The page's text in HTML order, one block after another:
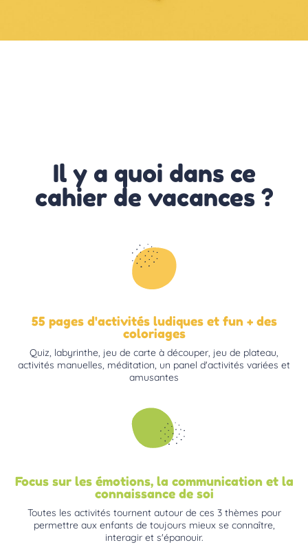
Il y a quoi dans ce
cahier de vacances ?
55 pages d'activités ludiques et fun + des
coloriages
Quiz, labyrinthe, jeu de carte à découper, jeu de plateau,
activités manuelles, méditation, un panel d'activités variées et
amusantes
Focus sur les émotions, la communication et la
connaissance de soi
Toutes les activités tournent autour de ces 3 thèmes pour
permettre aux enfants de toujours mieux se connaître,
interagir et s'épanouir.